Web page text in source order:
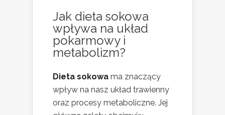
Jak dieta sokowa
wpływa na układ
pokarmowy i
metabolizm?
Dieta sokowa ma znaczący
wpływ na nasz układ trawienny
oraz procesy metaboliczne. Jej